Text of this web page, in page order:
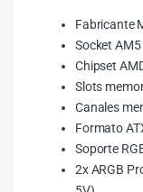
Fabricante
Socket AM5
Chipset
Slots
Canales
Formato
Soporte
2x ARGB